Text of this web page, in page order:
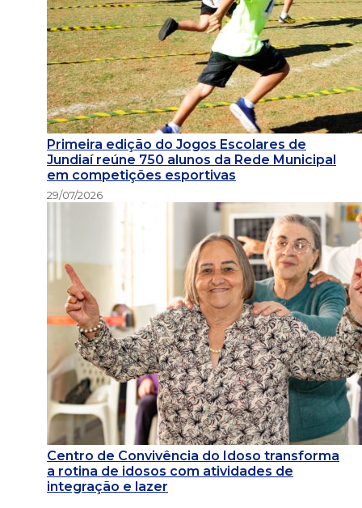
Primeira edição do Jogos Escolares de
Jundiaí reúne 750 alunos da Rede Municipal
em competições esportivas
29/07/2026
Centro de Convivência do Idoso transforma
a rotina de idosos com atividades de
integração e lazer